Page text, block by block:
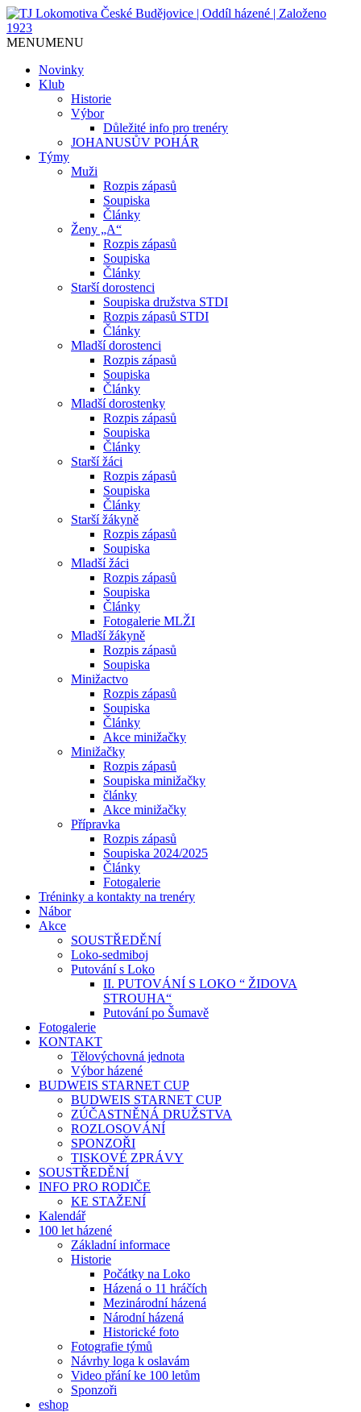
TJ Lokomotiva České
Budějovice | Oddíl házené |
Založeno 1923
Jediný házenkářský klub v Českých
MENUMENU
Novinky
Klub
Historie
Výbor
Důležité info pro trenéry
JOHANUSŮV POHÁR
Týmy
Muži
Rozpis zápasů
Soupiska
Články
Ženy „A“
Rozpis zápasů
Soupiska
Články
Starší dorostenci
Soupiska družstva STDI
Rozpis zápasů STDI
Články
Mladší dorostenci
Rozpis zápasů
Soupiska
Články
Mladší dorostenky
Rozpis zápasů
Soupiska
Články
Starší žáci
Rozpis zápasů
Soupiska
Články
Starší žákyně
Rozpis zápasů
Soupiska
Mladší žáci
Rozpis zápasů
Soupiska
Články
Fotogalerie MLŽI
Mladší žákyně
Rozpis zápasů
Soupiska
Minižactvo
Rozpis zápasů
Soupiska
Články
Akce minižačky
Minižačky
Rozpis zápasů
Soupiska minižačky
články
Akce minižačky
Přípravka
Rozpis zápasů
Soupiska 2024/2025
Články
Fotogalerie
Tréninky a kontakty na trenéry
Nábor
Akce
SOUSTŘEDĚNÍ
Loko-sedmiboj
Putování s Loko
II. PUTOVÁNÍ S LOKO “ ŽIDOVA
STROUHA“
Putování po Šumavě
Fotogalerie
KONTAKT
Tělovýchovná jednota
Výbor házené
BUDWEIS STARNET CUP
BUDWEIS STARNET CUP
ZÚČASTNĚNÁ DRUŽSTVA
ROZLOSOVÁNÍ
SPONZOŘI
TISKOVÉ ZPRÁVY
SOUSTŘEDĚNÍ
INFO PRO RODIČE
KE STAŽENÍ
Kalendář
100 let házené
Základní informace
Historie
Počátky na Loko
Házená o 11 hráčích
Mezinárodní házená
Národní házená
Historické foto
Fotografie týmů
Návrhy loga k oslavám
Video přání ke 100 letům
Sponzoři
eshop